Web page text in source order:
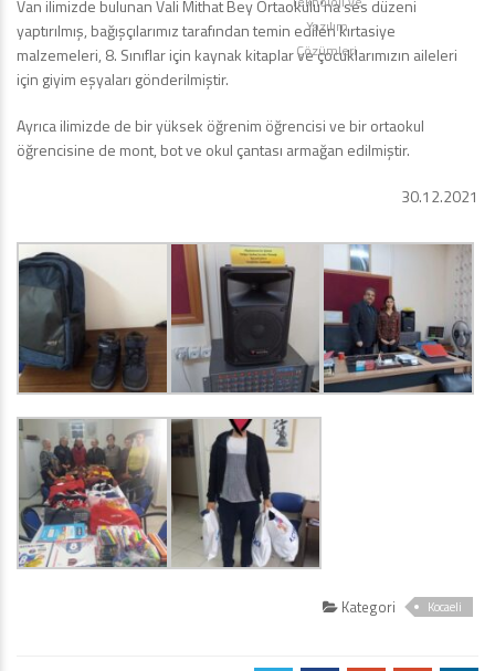
Van ilimizde bulunan Vali Mithat Bey Ortaokulu’na ses düzeni
yaptırılmış, bağışçılarımız tarafından temin edilen kırtasiye
malzemeleri, 8. Sınıflar için kaynak kitaplar ve çocuklarımızın aileleri
için giyim eşyaları gönderilmiştir.
Ayrıca ilimizde de bir yüksek öğrenim öğrencisi ve bir ortaokul
öğrencisine de mont, bot ve okul çantası armağan edilmiştir.
30.12.2021
Kategori Kocaeli
Yazılım
Çözümleri